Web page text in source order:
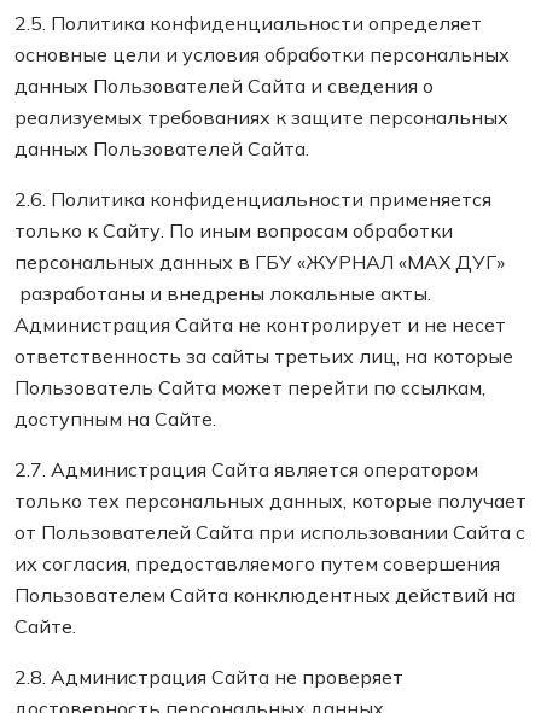
2.5. Политика конфиденциальности определяет
основные цели и условия обработки персональных
данных Пользователей Сайта и сведения о
реализуемых требованиях к защите персональных
данных Пользователей Сайта.
2.6. Политика конфиденциальности применяется
только к Сайту. По иным вопросам обработки
персональных данных в ГБУ «ЖУРНАЛ «МАХ ДУГ»
разработаны и внедрены локальные акты.
Администрация Сайта не контролирует и не несет
ответственность за сайты третьих лиц, на которые
Пользователь Сайта может перейти по ссылкам,
доступным на Сайте.
2.7. Администрация Сайта является оператором
только тех персональных данных, которые получает
от Пользователей Сайта при использовании Сайта с
их согласия, предоставляемого путем совершения
Пользователем Сайта конклюдентных действий на
Сайте.
2.8. Администрация Сайта не проверяет